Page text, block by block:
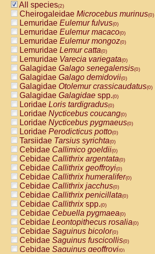
All species(2)
Cheirogaleidae Microcebus murinus(0)
Lemuridae Eulemur fulvus(0)
Lemuridae Eulemur macaco(0)
Lemuridae Eulemur mongoz(0)
Lemuridae Lemur catta(0)
Lemuridae Varecia variegata(0)
Galagidae Galago senegalensis(0)
Galagidae Galago demidovii(0)
Galagidae Otolemur crassicaudatus(0)
Galagidae Galagidae spp.(0)
Loridae Loris tardigradus(0)
Loridae Nycticebus coucang(0)
Loridae Nycticebus pygmaeus(0)
Loridae Perodicticus potto(0)
Tarsiidae Tarsius syrichta(0)
Cebidae Callimico goeldii(0)
Cebidae Callithrix argentata(0)
Cebidae Callithrix geoffroyi(0)
Cebidae Callithrix humeralifer(0)
Cebidae Callithrix jacchus(0)
Cebidae Callithrix penicillata(0)
Cebidae Callithrixspp.(0)
Cebidae Cebuella pygmaea(0)
Cebidae Leontopithecus rosalia(0)
Cebidae Saguinus bicolor(0)
Cebidae Saguinus fuscicollis(0)
Cebidae Saguinus geoffroyi(0)